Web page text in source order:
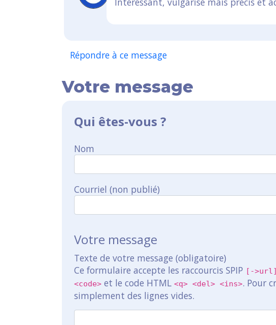
Répondre à ce message
Votre message
Qui êtes-vous ?
Nom
Courriel (non publié)
Votre message
Texte de votre message (obligatoire)
Ce formulaire accepte les raccourcis SPIP [-
<code> et le code HTML <q> <del> <ins>. Pour
simplement des lignes vides.